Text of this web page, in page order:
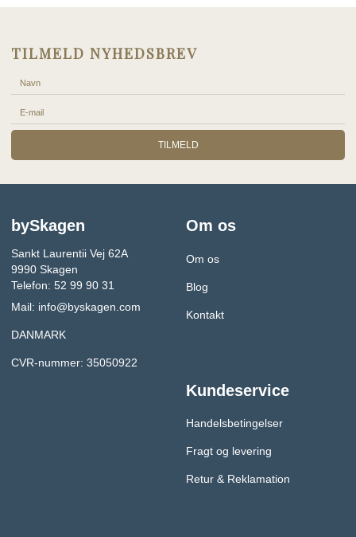
TILMELD NYHEDSBREV
TILMELD
bySkagen
Sankt Laurentii Vej 62A
9990 Skagen
Telefon: 52 99 90 31
Mail: info@byskagen.com
DANMARK
CVR-nummer: 35050922
Om os
Om os
Blog
Kontakt
Kundeservice
Handelsbetingelser
Fragt og levering
Retur & Reklamation